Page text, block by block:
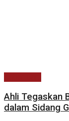
Ahli Tegaskan
dalam Sidang